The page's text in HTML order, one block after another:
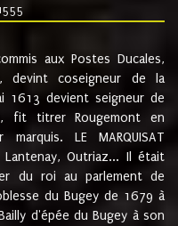
aux Postes Ducales,
devint coseigneur de la
1613 devient seigneur de
fit titrer Rougemont en
LE MARQUISAT
Lantenay, Outriaz... Il était
du roi au parlement de
du Bugey de 1679 à
d'épée du Bugey à son